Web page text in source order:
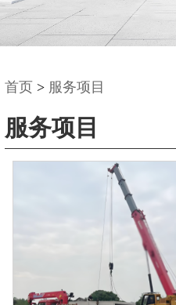
首页 > 服务项目
服务项目